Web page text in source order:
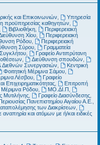
και Επικοινωνιών
Υπηρεσία
προϋπηρεσίας καθηγητών
Βιβλιοθήκη,
Περιφερειακή
Χίου,
Περιφερειακή
Ρόδου,
Περιφερειακή
Σύρου,
Γραμματεία
,
Γραφείο Αντιπρύτανη
Διεύθυνση σπουδών
Διεθνών Συνεργασιών
Κεντρική
Φοιτητική Μέριμνα Σάμου,
Λέσβου,
Γραφείο
Επιχειρηματικότητας,
Επιτροπή
Μέριμνα Ρόδου, ΜΟ.ΔΙ.Π
Μυτιλήνης, Γραφείο Διασύνδεσης,
Πανεπιστημίου Αιγαίου Α.Ε.
των Διακρίσεων
και ατόμων με ή/και ειδικές